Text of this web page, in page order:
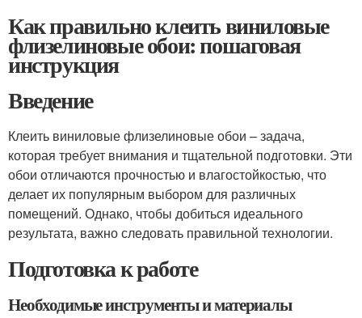
Как правильно клеить виниловые
флизелиновые обои: пошаговая
инструкция
Введение
Клеить виниловые флизелиновые обои – задача,
которая требует внимания и тщательной подготовки. Эти
обои отличаются прочностью и влагостойкостью, что
делает их популярным выбором для различных
помещений. Однако, чтобы добиться идеального
результата, важно следовать правильной технологии.
Подготовка к работе
Необходимые инструменты и материалы